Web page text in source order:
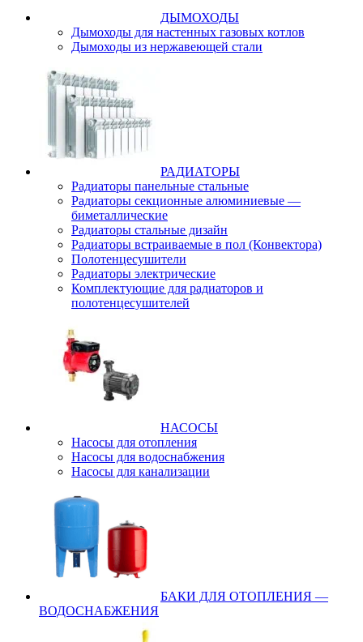
ДЫМОХОДЫ
Дымоходы для настенных газовых котлов
Дымоходы из нержавеющей стали
РАДИАТОРЫ
Радиаторы панельные стальные
Радиаторы секционные алюминиевые —
биметаллические
Радиаторы стальные дизайн
Радиаторы встраиваемые в пол (Конвектора)
Полотенцесушители
Радиаторы электрические
Комплектующие для радиаторов и
полотенцесушителей
НАСОСЫ
Насосы для отопления
Насосы для водоснабжения
Насосы для канализации
БАКИ ДЛЯ ОТОПЛЕНИЯ —
ВОДОСНАБЖЕНИЯ